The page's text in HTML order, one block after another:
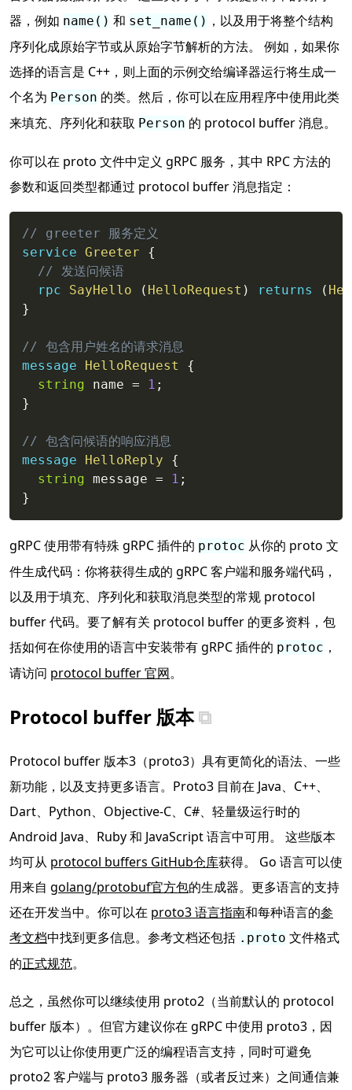
器，例如 name() 和 set_name() ，以及用于将整个结构
序列化成原始字节或从原始字节解析的方法。 例如，如果你
选择的语言是 C++，则上面的示例交给编译器运行将生成一
个名为 Person 的类。然后，你可以在应用程序中使用此类
来填充、序列化和获取 Person 的 protocol buffer 消息。
你可以在 proto 文件中定义 gRPC 服务，其中 RPC 方法的
参数和返回类型都通过 protocol buffer 消息指定：
// greeter 服务定义
service Greeter
{
// 发送问候语
rpc
SayHello ( HelloRequest ) returns (
}
// 包含用户姓名的请求消息
message
HelloRequest
{
string name = 1 ;
}
// 包含问候语的响应消息
message
HelloReply
{
string message = 1 ;
}
gRPC 使用带有特殊 gRPC 插件的 protoc 从你的 proto 文
件生成代码：你将获得生成的 gRPC 客户端和服务端代码，
以及用于填充、序列化和获取消息类型的常规 protocol
buffer 代码。要了解有关 protocol buffer 的更多资料，包
括如何在你使用的语言中安装带有 gRPC 插件的 protoc ，
请访问 protocol buffer 官网。
Protocol buffer 版本
Protocol buffer 版本3（proto3）具有更简化的语法、一些
新功能，以及支持更多语言。Proto3 目前在 Java、C++、
Dart、Python、Objective-C、C#、轻量级运行时的
Android Java、Ruby 和 JavaScript 语言中可用。 这些版本
均可从 protocol buffers GitHub仓库获得。 Go 语言可以使
用来自 golang/protobuf官方包的生成器。更多语言的支持
还在开发当中。你可以在 proto3 语言指南和每种语言的参
考文档中找到更多信息。参考文档还包括 .proto 文件格式
的正式规范。
总之，虽然你可以继续使用 proto2（当前默认的 protocol
buffer 版本）。但官方建议你在 gRPC 中使用 proto3，因
为它可以让你使用更广泛的编程语言支持，同时可避免
proto2 客户端与 proto3 服务器（或者反过来）之间通信兼